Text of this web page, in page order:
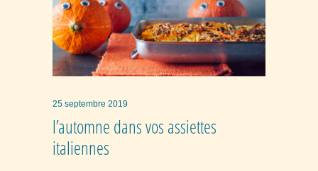
25 septembre 2019
l’automne dans vos assiettes
italiennes